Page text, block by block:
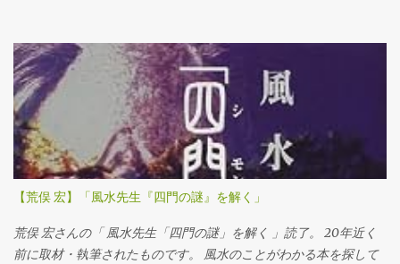
ープンテーブルのような、効率を求めるサービスは、ユダヤ的な
ものなので、フランスのレストランにはなじまない、のだそうで
す。 過去に進出したけれども、結局撤退した経験をお持ちで、な
るほどな、とその時は思ったものです。 ディスカウンターの目指
すところは、徹底した効率化です。 それが、フランス人にとって
違和感がある、というだけのことなのかもしれません。...
【荒俣 宏】「風水先生『四門の謎』を解く」
荒俣 宏さんの「 風水先生「四門の謎」を解く 」読了。 20年近く
前に取材・執筆されたものです。 風水のことがわかる本を探して